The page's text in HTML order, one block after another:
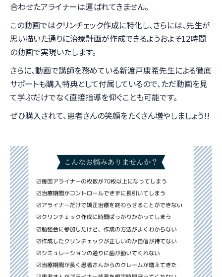
合わせたアライナーは運ばれてきません。
この動画ではクリンチェック作成に特化し、さらには、先生が
思い描いた通りに治療計画が作成できるようおよそ12時間
の動画で実現いたします。
さらに、動画で講師を務めている新渡戸康希先生による徹底
サポートも購入特典として付属しているので、ただ動画を見
て学ぶだけでなく直接指導を仰ぐことも可能です。
ぜひ購入されて、患者さんの笑顔をたくさん増やしましょう!!